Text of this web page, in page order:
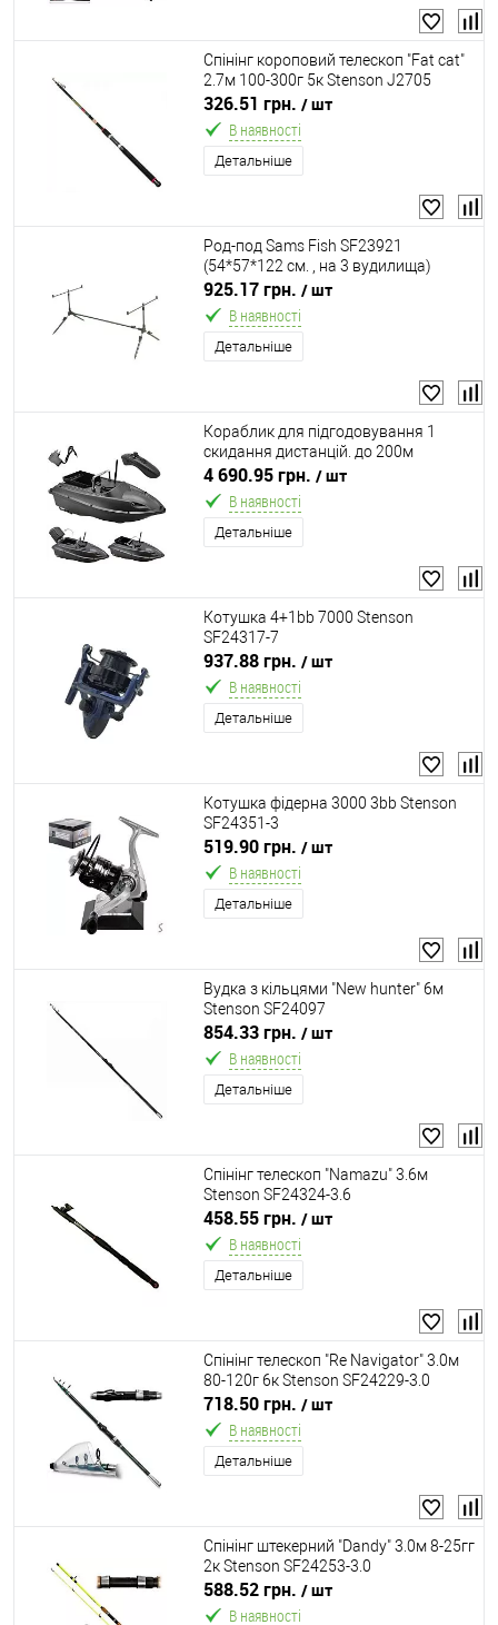
Спінінг короповий телескоп "Fat сat"
2.7м 100-300г 5к Stenson J2705
326.51 грн. / шт
В наявності
Детальніше
Род-под Sams Fish SF23921
(54*57*122 см. , на 3 вудилища)
925.17 грн. / шт
В наявності
Детальніше
Кораблик для підгодовування 1
скидання дистанцій. до 200м
2гвинта 49*27*16см Stenson
SF24037-B
4 690.95 грн. / шт
В наявності
Детальніше
Котушка 4+1bb 7000 Stenson
SF24317-7
937.88 грн. / шт
В наявності
Детальніше
Котушка фідерна 3000 3bb Stenson
SF24351-3
519.90 грн. / шт
В наявності
Детальніше
Вудка з кільцями "New hunter" 6м
Stenson SF24097
854.33 грн. / шт
В наявності
Детальніше
Спінінг телескоп "Namazu" 3.6м
Stenson SF24324-3.6
458.55 грн. / шт
В наявності
Детальніше
Спінінг телескоп "Re Navigator" 3.0м
80-120г 6к Stenson SF24229-3.0
718.50 грн. / шт
В наявності
Детальніше
Спінінг штекерний "Dandy" 3.0м 8-25гг
2к Stenson SF24253-3.0
588.52 грн. / шт
В наявності